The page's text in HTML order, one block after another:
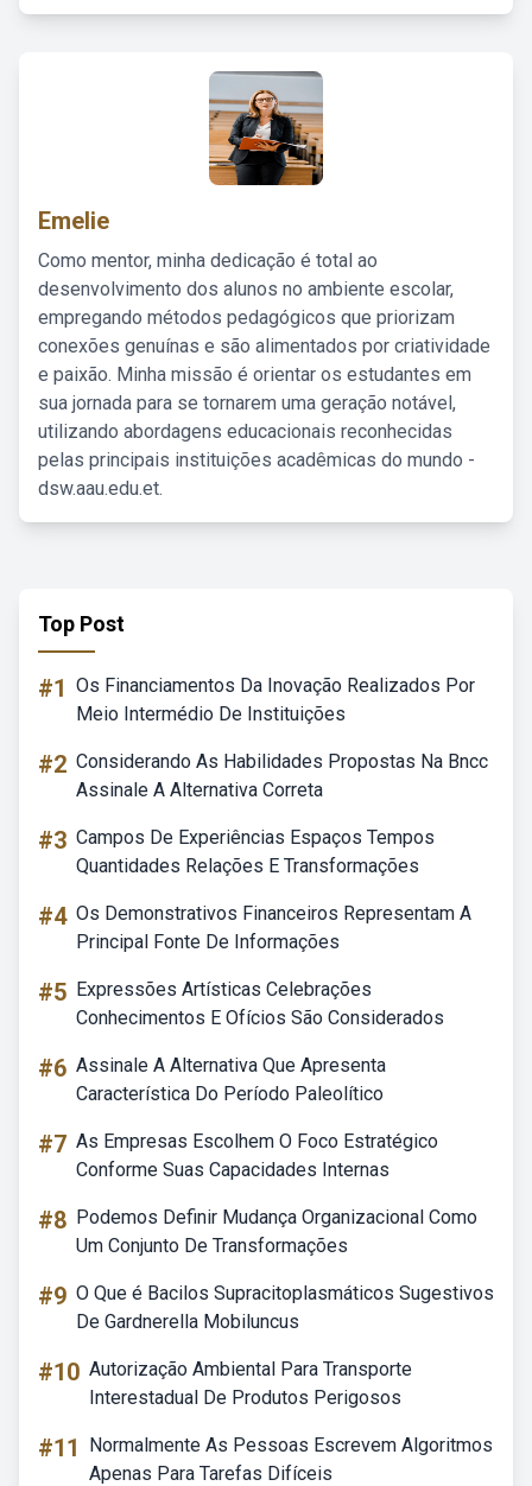
Emelie
Como mentor, minha dedicação é total ao
desenvolvimento dos alunos no ambiente escolar,
empregando métodos pedagógicos que priorizam
conexões genuínas e são alimentados por criatividade
e paixão. Minha missão é orientar os estudantes em
sua jornada para se tornarem uma geração notável,
utilizando abordagens educacionais reconhecidas
pelas principais instituições acadêmicas do mundo -
dsw.aau.edu.et.
Top Post
#1 Os Financiamentos Da Inovação Realizados Por
Meio Intermédio De Instituições
#2 Considerando As Habilidades Propostas Na Bncc
Assinale A Alternativa Correta
#3 Campos De Experiências Espaços Tempos
Quantidades Relações E Transformações
#4 Os Demonstrativos Financeiros Representam A
Principal Fonte De Informações
#5 Expressões Artísticas Celebrações
Conhecimentos E Ofícios São Considerados
#6 Assinale A Alternativa Que Apresenta
Característica Do Período Paleolítico
#7 As Empresas Escolhem O Foco Estratégico
Conforme Suas Capacidades Internas
#8 Podemos Definir Mudança Organizacional Como
Um Conjunto De Transformações
#9 O Que é Bacilos Supracitoplasmáticos Sugestivos
De Gardnerella Mobiluncus
#10 Autorização Ambiental Para Transporte
Interestadual De Produtos Perigosos
#11
Normalmente As Pessoas Escrevem Algoritmos
Apenas Para Tarefas Difíceis